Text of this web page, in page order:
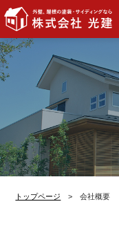
株式会社光建
装・サイディングなら
トップページ > 会社概要